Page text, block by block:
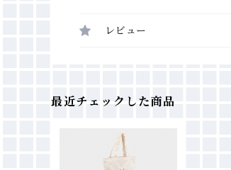
レビュー
最近チェックした商品